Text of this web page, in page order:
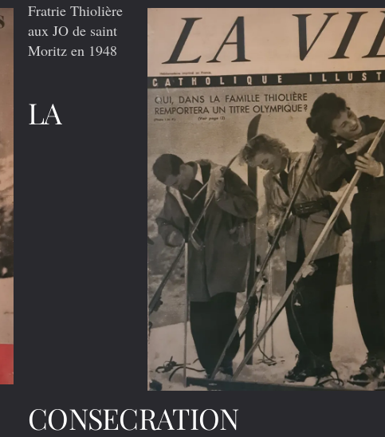
Fratrie Thiolière
aux JO de saint
Moritz en 1948
LA
CONSECRATION